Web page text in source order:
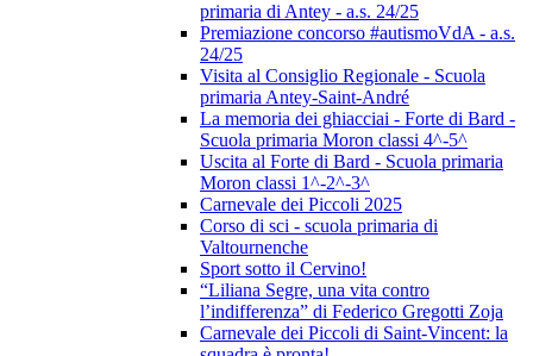
primaria di Antey - a.s. 24/25
Premiazione concorso #autismoVdA - a.s.
24/25
Visita al Consiglio Regionale - Scuola
primaria Antey-Saint-André
La memoria dei ghiacciai - Forte di Bard -
Scuola primaria Moron classi 4^-5^
Uscita al Forte di Bard - Scuola primaria
Moron classi 1^-2^-3^
Carnevale dei Piccoli 2025
Corso di sci - scuola primaria di
Valtournenche
Sport sotto il Cervino!
“Liliana Segre, una vita contro
l’indifferenza” di Federico Gregotti Zoja
Carnevale dei Piccoli di Saint-Vincent: la